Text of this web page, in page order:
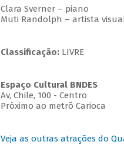
Clara Sverner – piano
Muti Randolph – artista
Classificação: LIVRE
Espaço Cultural BNDES
Av, Chile, 100 - Centro
Próximo ao metrô Carioca
Veja as outras atrações do